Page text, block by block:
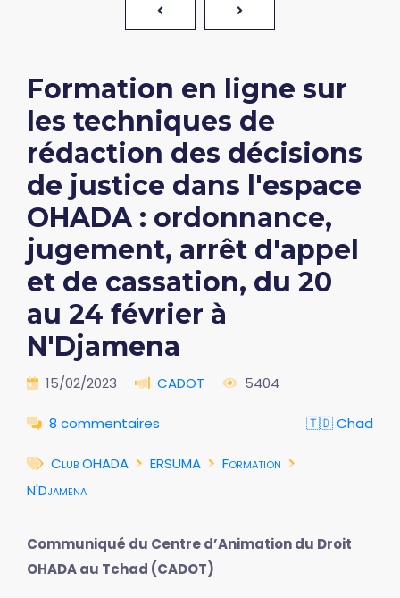
Formation en ligne sur
les techniques de
rédaction des décisions
de justice dans l'espace
OHADA : ordonnance,
jugement, arrêt d'appel
et de cassation, du 20
au 24 février à
N'Djamena
15/02/2023 CADOT 5404
8 commentaires 🇹🇩 Chad
Club OHADA ERSUMA
Formation
N'Djamena
Communiqué du Centre d’Animation du Droit
OHADA au Tchad (CADOT)